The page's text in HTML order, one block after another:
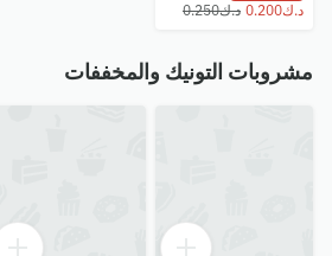
مشروبات التونيك والمخففات